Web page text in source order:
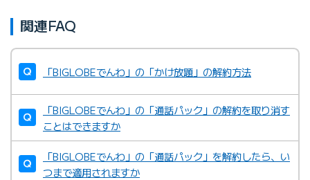
関連FAQ
「BIGLOBEでんわ」の「かけ放題」の解約方法
「BIGLOBEでんわ」の「通話パック」の解約を取り消す
ことはできますか
「BIGLOBEでんわ」の「通話パック」を解約したら、い
つまで適用されますか